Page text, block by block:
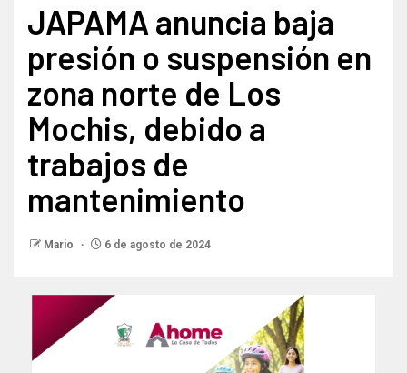
JAPAMA anuncia baja
presión o suspensión en
zona norte de Los
Mochis, debido a
trabajos de
mantenimiento
Mario 6 de agosto de 2024